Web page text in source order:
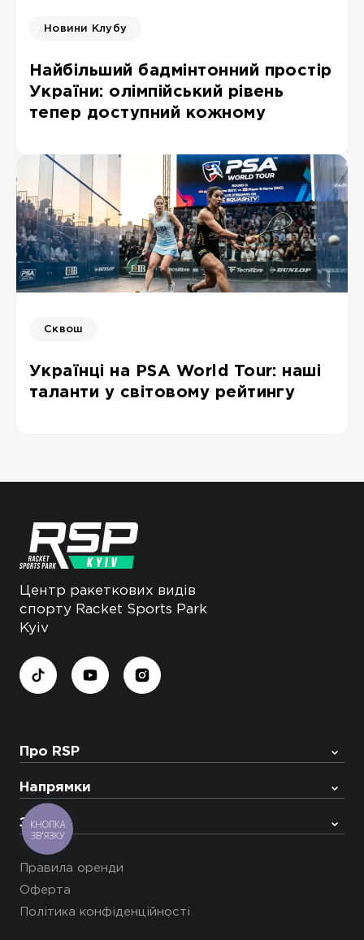
Новини Клубу
Найбільший бадмінтонний простір
України: олімпійський рівень
тепер доступний кожному
Сквош
Українці на PSA World Tour: наші
таланти у світовому рейтингу
Центр ракеткових видів
спорту Racket Sports Park
Kyiv
Про RSP
Напрямки
Запис
Політика конфіденційності
Оферта
Правила оренди
КНОПКА
ЗВ'ЯЗКУ